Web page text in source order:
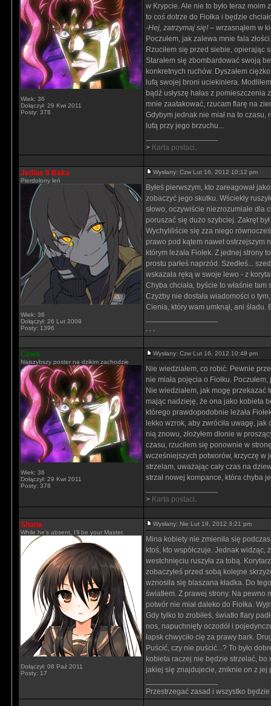
Wiek: 36
Dołączył: 29 Kwi 2011
Posty: 378
w Krypcie. Ale nie to było teraz moim
to coś dotrze do Fiołka i będzie
-Hej, zatrzymaj się! – wrzasnąłem w
Poczułem, jak zalewa mnie fala
Rzuciłem się przed siebie, opierając
Starałem się zbombardować swoją
konkretnych ruchów. Dyszałem
lufą swojej broni uciekiniera.
bądź usłyszę hałas z
mnie zaatakować, rzucam flarę na
Gdybym jednak nie miał na to
lufą przy jego brzuchu...
> Karta postaci.
Jedius 9 Baka
Pierdolony leń
Wiek: 36
Dołączył: 26 Lut 2009
Posty: 1396
Wysłany: Czw Lut 16, 2012 10:12 pm
Byłeś pierwszym, kto zareagował
zobaczyć jego skutku. Wściekły
słowo, oczywiście niezrozumiałe dla
poruszać się dużo szybciej. Zakręt
Wychyliliście się zza niego
prawo pod kątem nawet ostrzejszym
którym leżała Fiołek. Z jednej
prostu parłeś naprzód. Szedłeś...
wskazała ręką w swoje lewo - z
Chyba chciała, byście to właśnie
Czyżby nie dostała wiadomości o
Cienia, który wam umknął, ani śladu.
. . .
Cinek
Najszybszy poster na dzikim zachodzie
Wiek: 36
Dołączył: 29 Kwi 2011
Posty: 378
Wysłany: Czw Lut 16, 2012 10:48 pm
Nie wiedziałem, co robić. Pewnie
nie miała pojęcia o Fiołku.
Nie wiedziałem, jak mogę
mając nadzieję, że ona jako kobieta
którego prawdopodobnie leżała
lekko wzrok, aby zwróciła uwagę,
nią znowu, złożyłem dłonie w
czasu, rzuciłem się ponownie w
wcześniejszych potworów, krzyczę
strzelam, uważając cały czas na
strzał nowej kompance, która chyba
> Karta postaci.
Shana
While he's absent, I'll be your Master.
Dołączył: 08 Paź 2011
Posty: 17
Wysłany: Nie Lut 19, 2012 3:21 pm
Mina kobiety nie zmieniła się
ktoś, kto współczuje. Jednak widząc,
westchnięciu ruszyła za tobą.
zobaczyłeś przed sobą kolejne
wznosiła się blaszana kładka. Do
światłem. Z prawej strony. Na pewno
potwór nie miał daleko do Fiołka.
Gdy tylko to zrobiłeś, światło flary
nos, napuchnięty oczodół i
łapsk chwyciło cię za prawy bark.
Puścić, czy nie puścić...? To było
kobieta raczej nie będzie strzelać,
jakiej się znajdujecie, zniknie on z jej
Przestrzegać zasad i wszystko